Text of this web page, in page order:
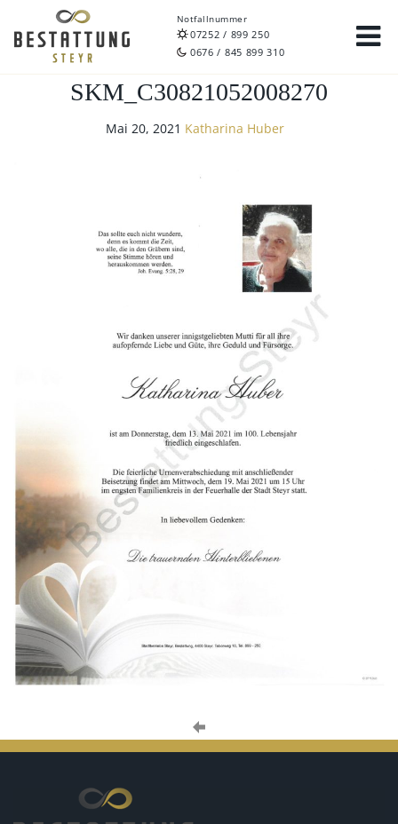
Notfallnummer
07252 / 899 250
0676 / 845 899 310
SKM_C30821052008270
Mai 20, 2021 Katharina Huber